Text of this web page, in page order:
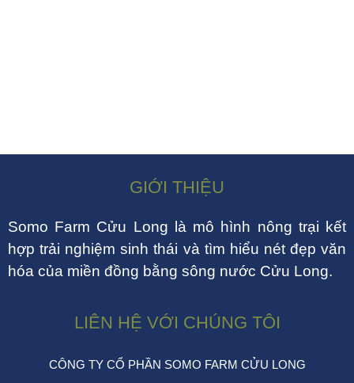
GIỚI THIỆU
Somo Farm Cửu Long là mô hình nông trại kết
hợp trải nghiệm sinh thái và tìm hiểu nét đẹp văn
hóa của miền đồng bằng sông nước Cửu Long.
LIÊN HỆ VỚI CHÚNG TÔI
CÔNG TY CỔ PHẦN SOMO FARM CỬU LONG